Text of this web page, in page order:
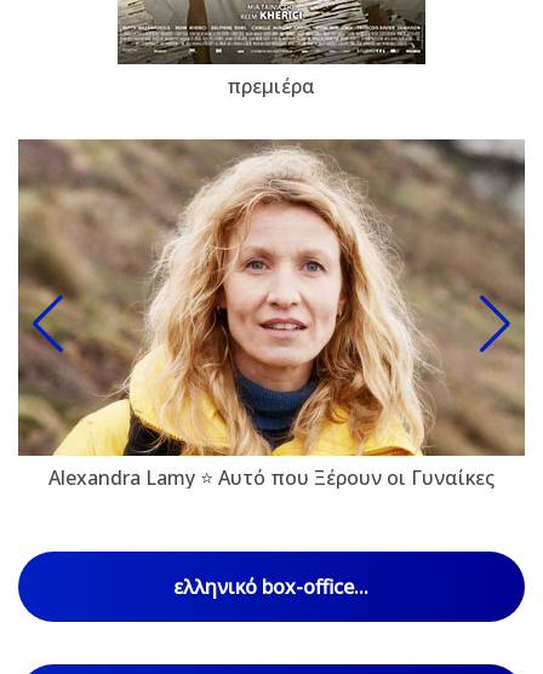
πρεμιέρα
Alexandra Lamy ⭐ Αυτό που Ξέρουν οι Γυναίκες
ελληνικό box-office...